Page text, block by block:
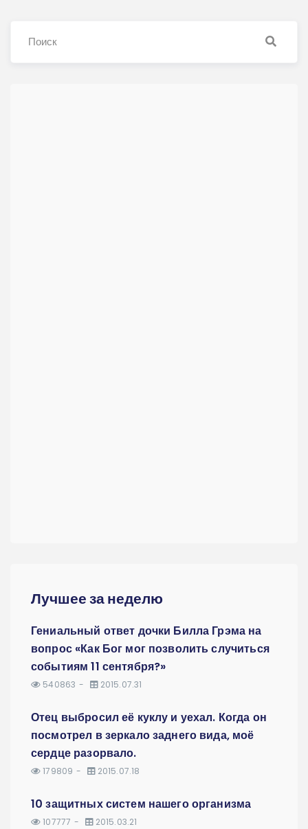
Лучшее за неделю
Гениальный ответ дочки Билла Грэма на
вопрос «Как Бог мог позволить случиться
событиям 11 сентября?»
540863 2015.07.31
Отец выбросил её куклу и уехал. Когда он
посмотрел в зеркало заднего вида, моё
сердце разорвало.
179809 2015.07.18
10 защитных систем нашего организма
107777 2015.03.21